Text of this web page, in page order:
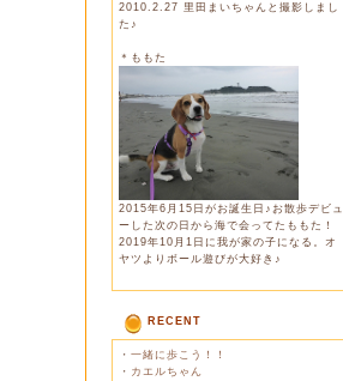
2010.2.27 里田まいちゃんと撮影しまし
た♪
＊ももた
2015年6月15日がお誕生日♪お散歩デビュ
ーした次の日から海で会ってたももた！
2019年10月1日に我が家の子になる。オ
ヤツよりボール遊びが大好き♪
RECENT
・ 一緒に歩こう！！
・ カエルちゃん